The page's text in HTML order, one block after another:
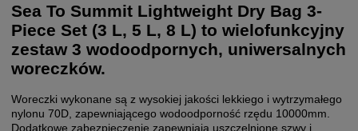
Sea To Summit Lightweight Dry Bag 3-
Piece Set (3 L, 5 L, 8 L) to wielofunkcyjny
zestaw 3 wodoodpornych, uniwersalnych
woreczków.
Woreczki wykonane są z wysokiej jakości lekkiego i wytrzymałego
nylonu 70D, zapewniającego wodoodporność rzędu 10000mm.
Dodatkowe zabezpieczenie zapewniają uszczelnione szwy i